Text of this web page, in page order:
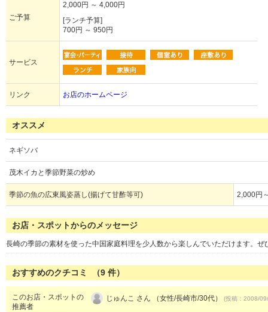
ご予算
2,000円 ～ 4,000円
[ランチ予算]
700円 ～ 950円
サービス
リンク お店のホームページ
オススメ
ネギソバ
茂木イカと季節野菜の炒め
季節の魚の広東風姿蒸し(揚げて甘酢等可) 2,000円
お店・スポットからのメッセージ
長崎の季節の素材を使った中国家庭料理を少人数から楽しんでいただけます。ぜ
おすすめのクチコミ （9 件）
このお店・スポットの
推薦者
じゅんこ さん （女性/長崎市/30代） (投稿：2008/